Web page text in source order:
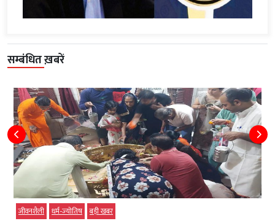
सम्बंधित ख़बरें
बड़ी खबर